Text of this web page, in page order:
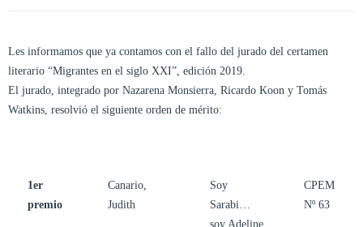
Les informamos que ya contamos con el fallo del jurado del certamen
literario “Migrantes en el siglo XXI”, edición 2019.
El jurado, integrado por Nazarena Monsierra, Ricardo Koon y Tomás
Watkins, resolvió el siguiente orden de mérito:
1er
premio
Canario,
Judith
Soy
Sarabi…
soy Adeline
CPEM
Nº 63